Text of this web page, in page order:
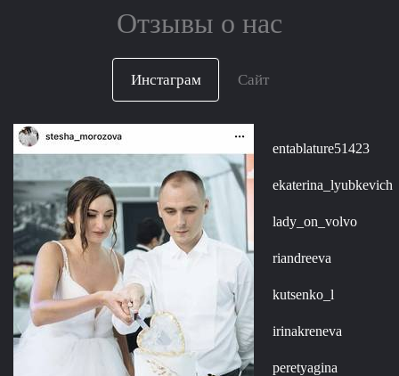
Отзывы о нас
Инстаграм Сайт
entablature51423
ekaterina_lyubkevich
lady_on_volvo
riandreeva
kutsenko_l
irinakreneva
peretyagina